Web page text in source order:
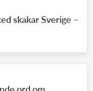
skakar Sverige –